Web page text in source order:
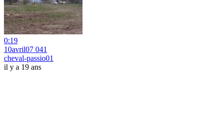
0:19
10avril07 041
cheval-passio01
il y a 19 ans